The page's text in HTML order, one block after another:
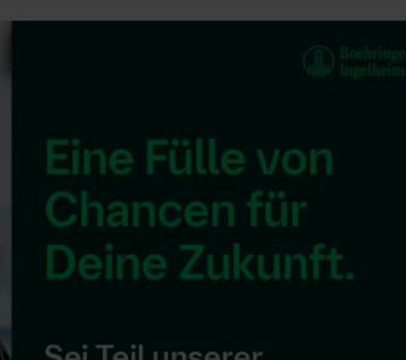
sehen!
Neugierig? Dann schalte die Inhalte jetzt
angezeigt werden. Personenbezogene Daten
es in derDatenschutzerklärung .